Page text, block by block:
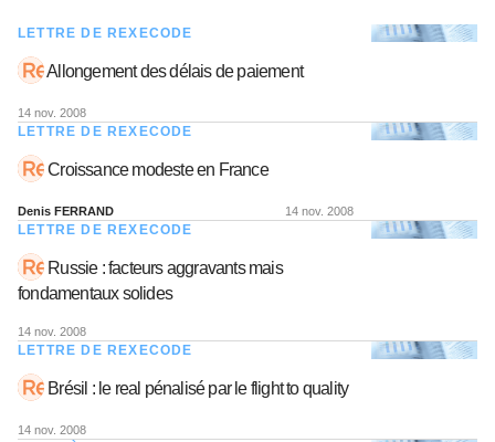
LETTRE DE REXECODE
Allongement des délais de paiement
14 nov. 2008
LETTRE DE REXECODE
Croissance modeste en France
Denis FERRAND 14 nov. 2008
LETTRE DE REXECODE
Russie : facteurs aggravants mais
fondamentaux solides
14 nov. 2008
LETTRE DE REXECODE
Brésil : le real pénalisé par le flight to quality
14 nov. 2008